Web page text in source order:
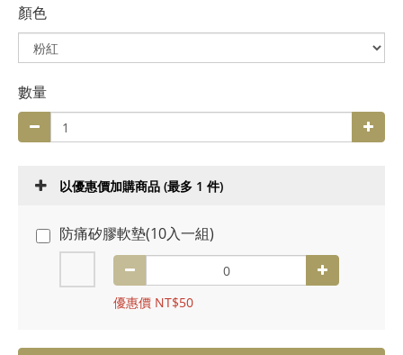
顏色
數量
以優惠價加購商品 (最多 1 件)
防痛矽膠軟墊(10入一組)
優惠價 NT$50